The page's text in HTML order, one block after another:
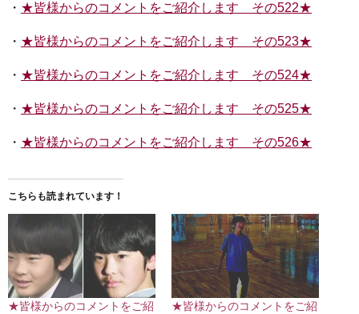
・ ★皆様からのコメントをご紹介します その522★
・ ★皆様からのコメントをご紹介します その523★
・ ★皆様からのコメントをご紹介します その524★
・ ★皆様からのコメントをご紹介します その525★
・ ★皆様からのコメントをご紹介します その526★
こちらも読まれています！
★皆様からのコメントをご紹
★皆様からのコメントをご紹